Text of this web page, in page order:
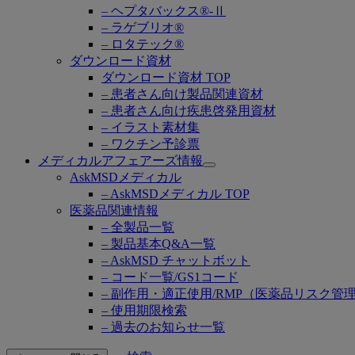
– ヘプタバックス®-Ⅱ
– ラゲブリオ®
– ロタテック®
ダウンロード資材
ダウンロード資材 TOP
– 患者さん向け製品関連資材
– 患者さん向け疾患啓発用資材
– イラスト素材集
– ワクチン予診票
メディカルアフェアーズ情報
Open
AskMSDメディカル
– AskMSDメディカル TOP
医薬品関連情報
– 全製品一覧
– 製品基本Q&A一覧
– AskMSD チャットボット
– コード一覧/GS1コード
– 副作用・適正使用/RMP（医薬品リスク管
– 使用期限検索
– 過去のお知らせ一覧